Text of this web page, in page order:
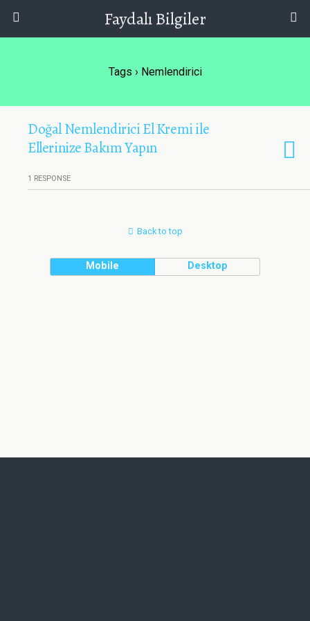
Faydalı Bilgiler
Tags › Nemlendirici
Doğal Nemlendirici El Kremi ile
Ellerinize Bakım Yapın
1 RESPONSE
Back to top
Mobile Desktop